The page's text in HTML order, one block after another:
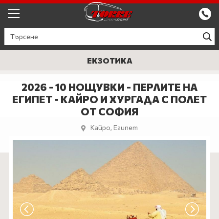
ЕКСКУРЗИИ ОТ ПЛОВДИВ
Круизи с водач
БЪЛГАРИЯ
ГЪРЦИЯ
СЕПТЕМВРИЙСКИ ПРАЗНИЦИ
ПОЧИВКИ В ТУРЦИЯ 2026
ЕКЗОТИКА
2026 - 10 НОЩУВКИ - ПЕРЛИТЕ НА
ЕГИПЕТ - КАЙРО И ХУРГАДА С ПОЛЕТ
ОТ СОФИЯ
Кайро, Египет